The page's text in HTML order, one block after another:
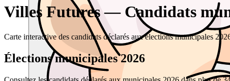
Villes Futures — Candidats
Carte interactive des candidats déclarés aux élections municipales
Élections municipales 2026